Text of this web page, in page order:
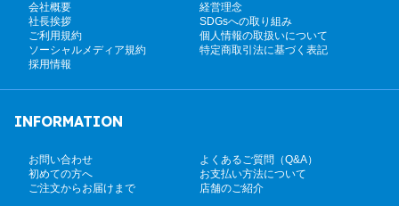
会社概要
経営理念
社長挨拶
SDGsへの取り組み
ご利用規約
個人情報の取扱いについて
ソーシャルメディア規約
特定商取引法に基づく表記
採用情報
INFORMATION
お問い合わせ
よくあるご質問（Q&A）
初めての方へ
お支払い方法について
ご注文からお届けまで
店舗のご紹介